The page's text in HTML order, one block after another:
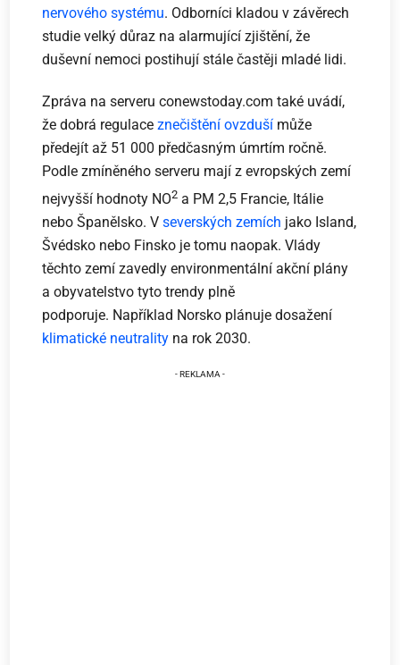
nervového systému. Odborníci kladou v závěrech
studie velký důraz na alarmující zjištění, že
duševní nemoci postihují stále častěji mladé lidi.
Zpráva na serveru conewstoday.com také uvádí,
že dobrá regulaceznečištění ovzduší může
předejít až 51 000 předčasným úmrtím ročně.
Podle zmíněného serveru mají z evropských zemí
nejvyšší hodnoty NO2 a PM 2,5 Francie, Itálie
nebo Španělsko. Vseverských zemích jako Island,
Švédsko nebo Finsko je tomu naopak. Vlády
těchto zemí zavedly environmentální akční plány
a obyvatelstvo tyto trendy plně
podporuje. Například Norsko plánuje dosažení
klimatické neutrality na rok 2030.